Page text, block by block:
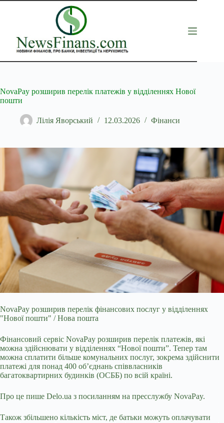
Перейти
NovaPay розширив перелік платежів у відділеннях Нової
пошти
Лілія Яворський 12.03.2026 Фінанси
NovaPay розширив перелік фінансових послуг у відділеннях
"Нової пошти" / Нова пошта
Фінансовий сервіс NovaPay розширив перелік платежів, які
можна здійснювати у відділеннях “Нової пошти”. Тепер там
можна сплатити більше комунальних послуг, зокрема здійснити
платежі для понад 400 об’єднань співвласників
багатоквартирних будинків (ОСББ) по всій країні.
Про це пише Delo.ua з посиланням на пресслужбу NovaPay.
Також збільшено кількість міст, де батьки можуть оплачувати